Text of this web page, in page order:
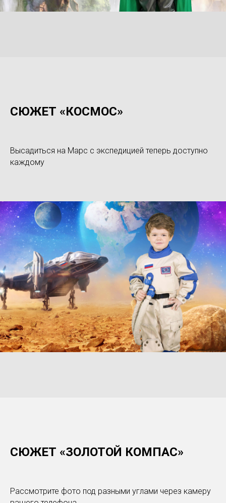
СЮЖЕТ «КОСМОС»
Высадиться на Марс с экспедицией теперь доступно
каждому
СЮЖЕТ «ЗОЛОТОЙ КОМПАС»
Рассмотрите фото под разными углами через камеру